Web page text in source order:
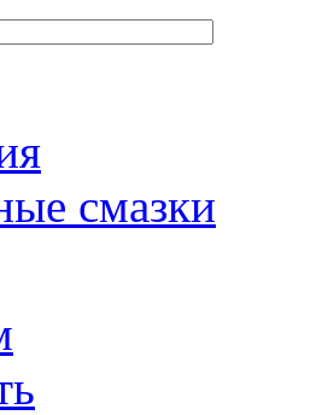
смазки